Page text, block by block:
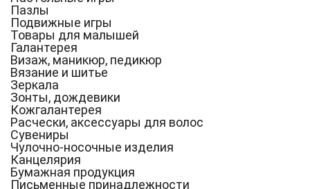
Пазлы
Подвижные игры
Товары для малышей
Галантерея
Визаж, маникюр, педикюр
Вязание и шитье
Зеркала
Зонты, дождевики
Кожгалантерея
Расчески, аксессуары для волос
Сувениры
Чулочно-носочные изделия
Канцелярия
Бумажная продукция
Письменные принадлежности